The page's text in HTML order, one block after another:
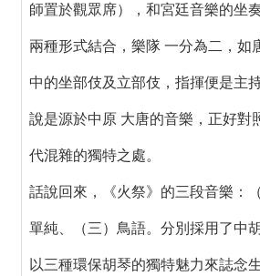
師置於觀眾席），和宮廷音樂的坐
兩種形式結合，樂隊 一分為二，如
中的坐部伎及立部伎，指揮便是主
說是源於中原 大唐的音樂，正好對
代混雜的獨特之處。
話說回來，《火祭》的三段音樂：
單純、（三）鳥語。分別採用了中
以三種環保胡琴的獨特魅力來誌念